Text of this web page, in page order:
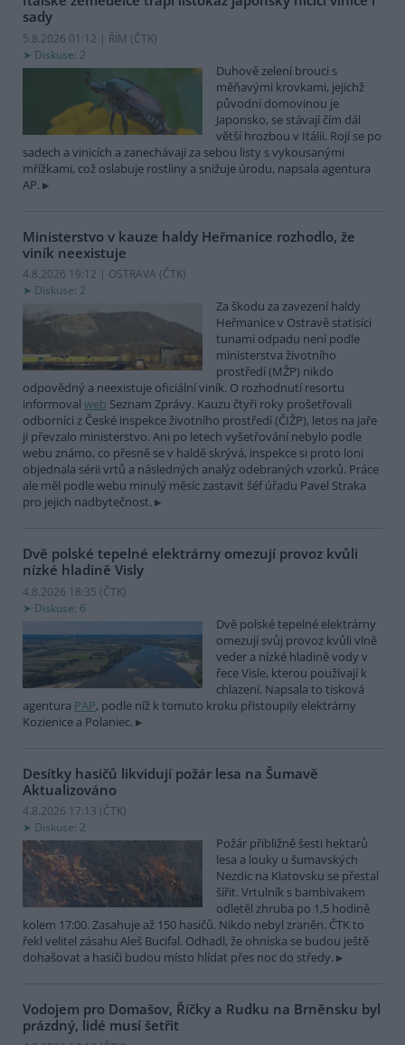
sady
5.8.2026 01:12 | ŘÍM (ČTK)
Diskuse: 2
Duhově zelení brouci s
měňavými krovkami, jejichž
původní domovinou je
Japonsko, se stávají čím dál
větší hrozbou v Itálii. Rojí se po
sadech a vinicích a zanechávají za sebou listy s vykousanými
mřížkami, což oslabuje rostliny a snižuje úrodu, napsala agentura
AP.
Ministerstvo v kauze haldy Heřmanice rozhodlo, že
viník neexistuje
4.8.2026 19:12 | OSTRAVA (ČTK)
Diskuse: 2
Za škodu za zavezení haldy
Heřmanice v Ostravě statisíci
tunami odpadu není podle
ministerstva životního
prostředí (MŽP) nikdo
odpovědný a neexistuje oficiální viník. O rozhodnutí resortu
informoval web Seznam Zprávy. Kauzu čtyři roky prošetřovali
odborníci z České inspekce životního prostředí (ČIŽP), letos na jaře
ji převzalo ministerstvo. Ani po letech vyšetřování nebylo podle
webu známo, co přesně se v haldě skrývá, inspekce si proto loni
objednala sérii vrtů a následných analýz odebraných vzorků. Práce
ale měl podle webu minulý měsíc zastavit šéf úřadu Pavel Straka
pro jejich nadbytečnost.
Dvě polské tepelné elektrárny omezují provoz kvůli
nízké hladině Visly
4.8.2026 18:35 (ČTK)
Diskuse: 6
Dvě polské tepelné elektrárny
omezují svůj provoz kvůli vlně
veder a nízké hladině vody v
řece Visle, kterou používají k
chlazení. Napsala to tisková
agentura PAP, podle níž k tomuto kroku přistoupily elektrárny
Kozienice a Polaniec.
Desítky hasičů likvidují požár lesa na Šumavě
Aktualizováno
4.8.2026 17:13 (ČTK)
Diskuse: 2
Požár přibližně šesti hektarů
lesa a louky u šumavských
Nezdic na Klatovsku se přestal
šířit. Vrtulník s bambivakem
odletěl zhruba po 1,5 hodině
kolem 17:00. Zasahuje až 150 hasičů. Nikdo nebyl zraněn. ČTK to
řekl velitel zásahu Aleš Bucifal. Odhadl, že ohniska se budou ještě
dohašovat a hasiči budou místo hlídat přes noc do středy.
Vodojem pro Domašov, Říčky a Rudku na Brněnsku byl
prázdný, lidé musí šetřit